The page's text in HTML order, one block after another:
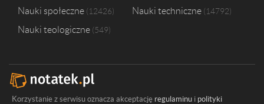
Nauki społeczne 12426 Nauki techniczne 14792
Nauki teologiczne 549
Korzystanie z serwisu oznacza akceptację regulaminu i polityki